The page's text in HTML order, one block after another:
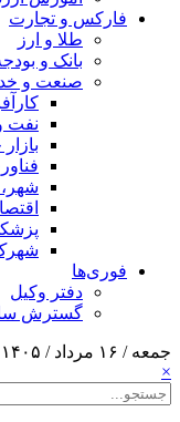
فارکس و تجارت
طلا و ارز
بانک و
صنعت و
نفت
فوری‌ها
دفتر وکیل
گسترش
جمعه / ۱۶ مرداد / ۱۴۰۵
×